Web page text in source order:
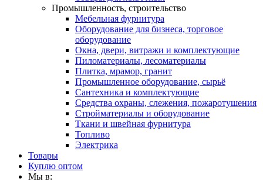
Промышленность, строительство
Мебельная фурнитура
Оборудование для бизнеса, торговое
оборудование
Окна, двери, витражи и комплектующие
Пиломатериалы, лесоматериалы
Плитка, мрамор, гранит
Промышленное оборудование, сырьё
Сантехника и комплектующие
Средства охраны, слежения, пожаротушения
Стройматериалы и оборудование
Ткани и швейная фурнитура
Топливо
Электрика
Товары
Куплю оптом
Мы в: